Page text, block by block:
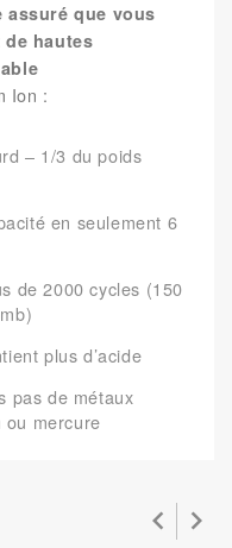
que vous
hautes
Ion :
– 1/3 du poids
en seulement 6
de 2000 cycles (150
plus d’acide
pas de métaux
ou mercure
 